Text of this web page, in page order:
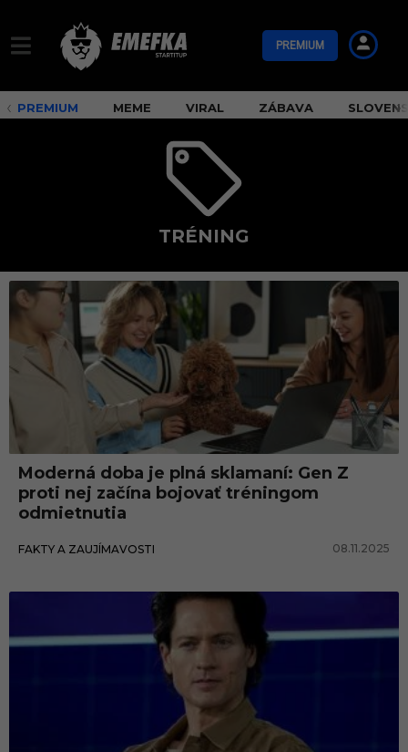
PREMIUM
PREMIUM MEME VIRAL ZÁBAVA
TRÉNING
t
r
é
n
i
n
gModerná doba je plná sklamaní: Gen Z
proti nej začína bojovať tréningom
odmietnutia
FAKTY A ZAUJÍMAVOSTI 08.11.2025